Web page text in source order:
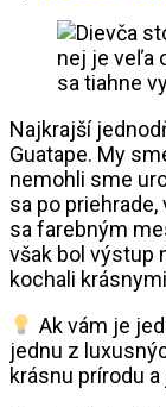
Najkrajší
Guatape. My
nemohli sme
sa po
sa farebným
však bol výstup
kochali
Ak vám je
jednu z
krásnu prírodu